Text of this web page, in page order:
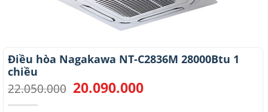
Điều hòa Nagakawa NT-C2836M 28000Btu 1
chiều
22.050.000 Giá
gốc
20.090.000Giá